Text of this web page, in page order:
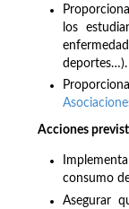
los
deportes…).
Acciones
consumo
Asegurar